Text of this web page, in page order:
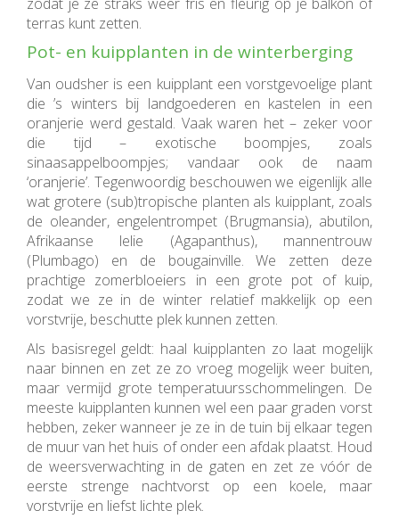
terras kunt zetten.
Pot- en kuipplanten in de winterberging
Van oudsher is een kuipplant een vorstgevoelige plant
die ’s winters bij landgoederen en kastelen in een
oranjerie werd gestald. Vaak waren het – zeker voor
die tijd – exotische boompjes, zoals
sinaasappelboompjes; vandaar ook de naam
‘oranjerie’. Tegenwoordig beschouwen we eigenlijk alle
wat grotere (sub)tropische planten als kuipplant, zoals
de oleander, engelentrompet (Brugmansia), abutilon,
Afrikaanse lelie (Agapanthus), mannentrouw
(Plumbago) en de bougainville. We zetten deze
prachtige zomerbloeiers in een grote pot of kuip,
zodat we ze in de winter relatief makkelijk op een
vorstvrije, beschutte plek kunnen zetten.
Als basisregel geldt: haal kuipplanten zo laat mogelijk
naar binnen en zet ze zo vroeg mogelijk weer buiten,
maar vermijd grote temperatuursschommelingen. De
meeste kuipplanten kunnen wel een paar graden vorst
hebben, zeker wanneer je ze in de tuin bij elkaar tegen
de muur van het huis of onder een afdak plaatst. Houd
de weersverwachting in de gaten en zet ze vóór de
eerste strenge nachtvorst op een koele, maar
vorstvrije en liefst lichte plek.